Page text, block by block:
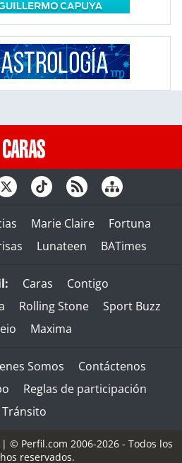
Marie Claire
Fortuna
Lunateen BATimes
Caras
Contigo
Rolling Stone
Sport Buzz
Maxima
Somos
Contáctenos
Reglas de participación
Tránsito
| © Perfil.com 2006-2026 - Todos los
reservados.